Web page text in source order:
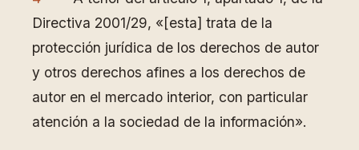
Directiva 2001/29, «[esta] trata de la
protección jurídica de los derechos de autor
y otros derechos afines a los derechos de
autor en el mercado interior, con particular
atención a la sociedad de la información».